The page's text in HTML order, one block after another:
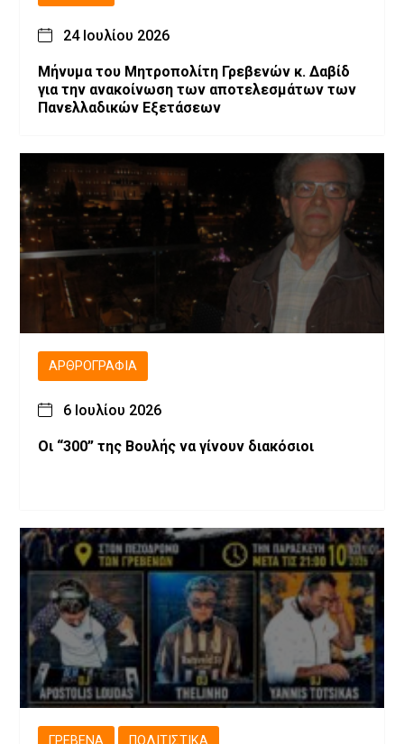
24 Ιουλίου 2026
Μήνυμα του Μητροπολίτη Γρεβενών κ. Δαβίδ
για την ανακοίνωση των αποτελεσμάτων των
Πανελλαδικών Εξετάσεων
ΑΡΘΡΟΓΡΑΦΊΑ
6 Ιουλίου 2026
Οι “300” της Βουλής να γίνουν διακόσιοι
ΓΡΕΒΕΝΆ ΠΟΛΙΤΙΣΤΙΚΆ